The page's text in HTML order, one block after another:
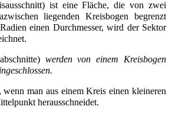
ist eine Fläche, die von zwei
liegenden Kreisbogen begrenzt
einen Durchmesser, wird der Sektor
werden von einem Kreisbogen
wenn man aus einem Kreis einen kleineren
herausschneidet.